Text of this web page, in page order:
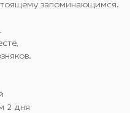
запоминающимся.
2 дня